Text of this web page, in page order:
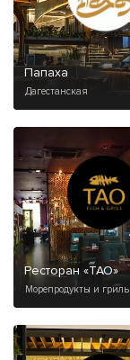
Папаха
Дагестанская
Ресторан «ТАО»
Морепродукты и гриль